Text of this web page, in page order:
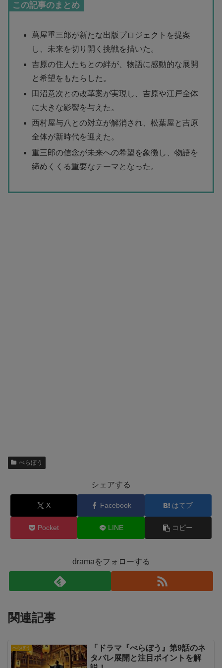
この記事のまとめ
蔦屋重三郎が新たな出版プロジェクトを提案
し、未来を切り開く挑戦を描いた。
吉原の住人たちとの絆が、物語に感動的な展開
と希望をもたらした。
田沼意次との改革案が実現し、吉原や江戸全体
に大きな影響を与えた。
西村屋与八との対立が解消され、松葉屋と吉原
全体が新時代を迎えた。
重三郎の信念が未来への希望を象徴し、物語を
締めくくる重要なテーマとなった。
べらぼう
シェアする
X Facebook はてブ
Pocket LINE コピー
dramaをフォローする
関連記事
べらぼう
「ドラマ『べらぼう』第9話のネ
タバレ展開と注目ポイントを解